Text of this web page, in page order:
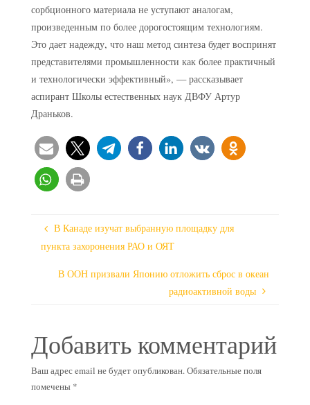
сорбционного материала не уступают аналогам,
произведенным по более дорогостоящим технологиям.
Это дает надежду, что наш метод синтеза будет воспринят
представителями промышленности как более практичный
и технологически эффективный», — рассказывает
аспирант Школы естественных наук ДВФУ Артур
Драньков.
В Канаде изучат выбранную площадку для
пункта захоронения РАО и ОЯТ
В ООН призвали Японию отложить сброс в океан
радиоактивной воды
Добавить комментарий
Ваш адрес email не будет опубликован.Обязательные поля
помечены *